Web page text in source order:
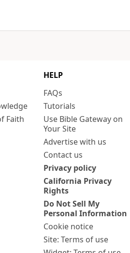
Faith
HELP
FAQs
Tutorials
Use Bible Gateway on
Your Site
Advertise with us
Contact us
Privacy policy
California Privacy
Rights
Do Not Sell My
Personal Information
Cookie notice
Site: Terms of use